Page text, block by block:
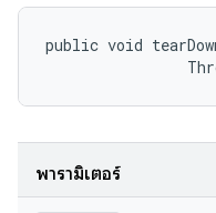
public void
พารามิเตอร์